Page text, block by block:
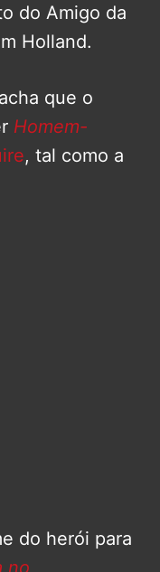
do Amigo da
Holland.
que o
Homem-
, tal como a
do herói para
no